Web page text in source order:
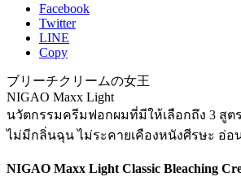
Facebook
Twitter
LINE
Copy
ブリーチクリームの女王
NIGAO Maxx Light
นวัตกรรมครีมฟอกผมที่มีให้เลือกถึง 3 สูตร
ไม่มีกลิ่นฉุน ไม่ระคายเคืองหนังศีรษะ อ่อ
NIGAO Maxx Light Classic Bleaching